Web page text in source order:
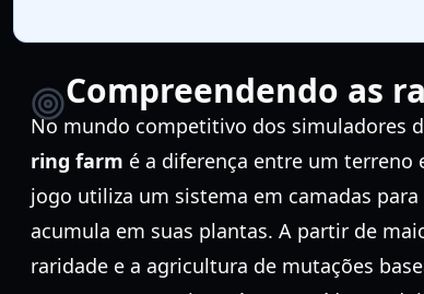
Compreendendo as
No mundo competitivo dos simuladores
ring farm é a diferença entre um
jogo utiliza um sistema em camadas
acumula em suas plantas. A partir de
raridade e a agricultura de mutações